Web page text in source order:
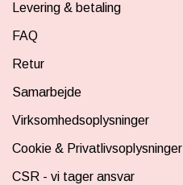
Levering & betaling
FAQ
Retur
Samarbejde
Virksomhedsoplysninger
Cookie & Privatlivsoplysninger
CSR - vi tager ansvar